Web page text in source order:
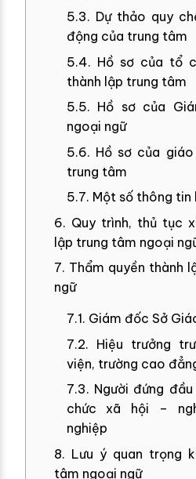
5.3. Dự thảo quy
động của trung tâm
5.4. Hồ sơ của tổ
thành lập trung tâm
5.5. Hồ sơ của
ngoại ngữ
5.6. Hồ sơ của
trung tâm
5.7. Một số thông tin
6. Quy trình, thủ tục
lập trung tâm ngoại
7. Thẩm quyền thành
ngữ
7.1. Giám đốc Sở
7.2. Hiệu trưởng
viện, trường cao
7.3. Người đứng
chức xã hội –
nghiệp
8. Lưu ý quan trọng
tâm ngoại ngữ